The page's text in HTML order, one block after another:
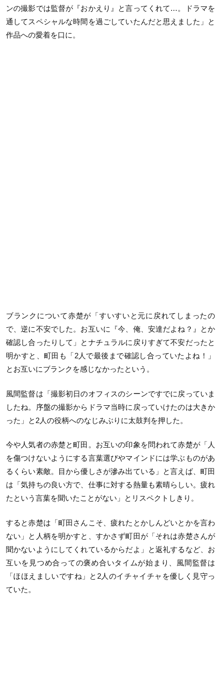
ンの撮影では監督が『おかえり』と言ってくれて…。ドラマを
通してスペシャルな時間を過ごしていたんだと思えました」と
作品への愛着を口に。
ブランクについて赤楚が「すいすいと元に戻れてしまったの
で、逆に不安でした。お互いに『今、俺、安達だよね？』とか
確認し合ったりして」とナチュラルに戻りすぎて不安だったと
明かすと、町田も「2人で最後まで確認し合っていたよね！」
とお互いにブランクを感じなかったという。
風間監督は「撮影初日のオフィスのシーンですでに戻っていま
したね。序盤の撮影からドラマ当時に戻っていけたのは大きか
った」と2人の役柄へのなじみぶりに太鼓判を押した。
今や人気者の赤楚と町田。お互いの印象を問われて赤楚が「人
を傷つけないようにする言葉選びやマインドには学ぶものがあ
るくらい素敵。目から優しさが滲み出ている」と言えば、町田
は「気持ちの良い方で、仕事に対する熱量も素晴らしい。疲れ
たという言葉を聞いたことがない」とリスペクトしきり。
すると赤楚は「町田さんこそ、疲れたとかしんどいとかを言わ
ない」と人柄を明かすと、すかさず町田が「それは赤楚さんが
聞かないようにしてくれているからだよ」と返礼するなど、お
互いを見つめ合っての褒め合いタイムが始まり、風間監督は
「ほほえましいですね」と2人のイチャイチャを優しく見守っ
ていた。